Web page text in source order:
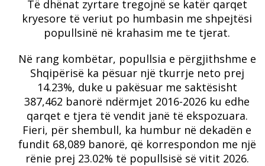
Të dhënat zyrtare tregojnë se katër qarqet
kryesore të veriut po humbasin me shpejtësi
popullsinë në krahasim me te tjerat.
Në rang kombëtar, popullsia e përgjithshme e
Shqipërisë ka pësuar një tkurrje neto prej
14.23%, duke u pakësuar me saktësisht
387,462 banorë ndërmjet 2016-2026 ku edhe
qarqet e tjera të vendit janë të ekspozuara.
Fieri, për shembull, ka humbur në dekadën e
fundit 68,089 banorë, që korrespondon me një
rënie prej 23.02% të popullsisë së vitit 2026.